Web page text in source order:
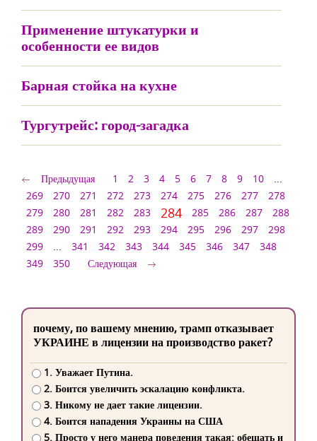
Применение штукатурки и
особенности ее видов
Барная стойка на кухне
Тургутрейс: город-загадка
Предыдущая 1 2 3 4 5 6 7 8 9 10
...
269
270 271 272 273 274 275 276 277
278
279
280 281 282 283 284 285 286 287
288
289
290 291 292 293 294 295 296 297
298
299
... 341 342 343 344 345 346 347
348
349
350 Следующая
почему, по вашему мнению, трамп отказывает
УКРАИНЕ в лицензии на производство ракет?
1. Уважает Путина.
2. Боится увеличить эскалацию конфликта.
3. Никому не дает такие лицензии.
4. Боится нападения Украины на США
5. Просто у него манера поведения такая: обещать и